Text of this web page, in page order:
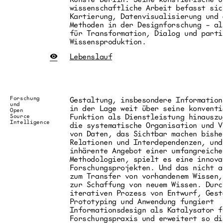
wissenschaftliche Arbeit befasst
Kartierung, Datenvisualisierung
Methoden in der Designforschung –
für Transformation, Dialog und
Wissensproduktion.
 Lebenslauf
Stationen
Lebenslauf
Gesellschafter der conQrete
4.0 GmbH.
Startup welches Künstliche
Intelligenz und
Informationsdesign
verbindet.
Seit 09.2021,
Berlin/Deutschland
Künstlerisch-
Wissenschaftlicher
Mitarbeiter in der »Klasse
für Informationsgestaltung«,
Universität der Künste
Berlin (50% Stelle)
Seit 2020, weltweit
Mitglied im Netzwerk
»Integral Design Network«
Seit 2020,
Paris/
Designer
des
Medien,
Ruedi Baur
Zürich/
»Zürcher
Künste«
Zürich/
Empfänger
Stipendiums
10.2015,
Ukraine
Forschung
und
Open
Source
Intelligence
Gestaltung, insbesondere
in der Lage weit über seine
Funktion als Dienstleistung
die systematische Organisation und
von Daten, das Sichtbar machen
Relationen und Interdependenzen,
inhärente Angebot einer
Methodologien, spielt es eine
Forschungsprojekten. Und das nicht
zum Transfer von vorhandenem
zur Schaffung von neuem Wissen.
iterativen Prozess von Entwurf,
Prototyping und Anwendung fungiert
Informationsdesign als Katalysator
Forschungspraxis und erweitert so